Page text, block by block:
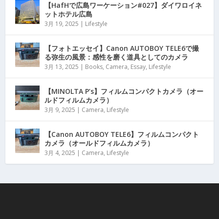
【HafHで広島ワーケーション#027】ダイワロイネ
ットホテル広島
3月 19, 2025 | Lifestyle
【フォトエッセイ】Canon AUTOBOY TELE6で撮
る弥生の風景：感性を磨く道具としてのカメラ
3月 13, 2025 | Books, Camera, Essay, Lifestyle
【MINOLTA P’s】フィルムコンパクトカメラ（オー
ルドフィルムカメラ）
3月 9, 2025 | Camera, Lifestyle
【Canon AUTOBOY TELE6】フィルムコンパクト
カメラ（オールドフィルムカメラ）
3月 4, 2025 | Camera, Lifestyle